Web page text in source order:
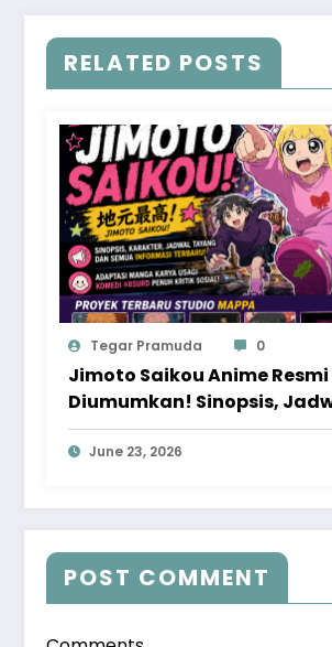
RELATED POSTS
Tegar Pramuda 0
Jimoto Saikou Anime Resmi
Diumumkan! Sinopsis,
Tayang, dan Proyek Baru
Patut Ditunggu
June 23, 2026
POST COMMENT